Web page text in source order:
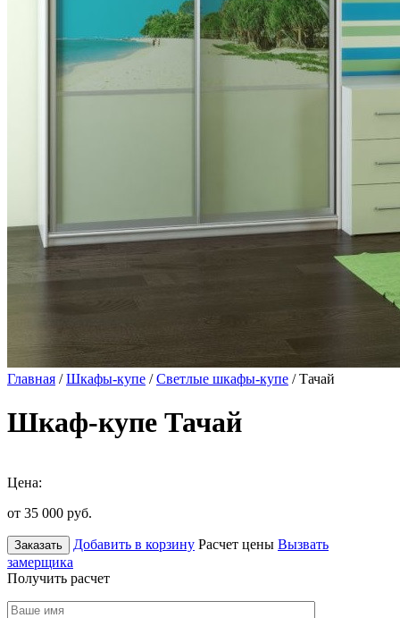
Главная /Шкафы-купе /Светлые шкафы-купе / Тачай
Шкаф-купе Тачай
Цена:
от 35 000 руб.
Заказать Добавить в корзину Расчет цены Вызвать
замерщика
Получить расчет